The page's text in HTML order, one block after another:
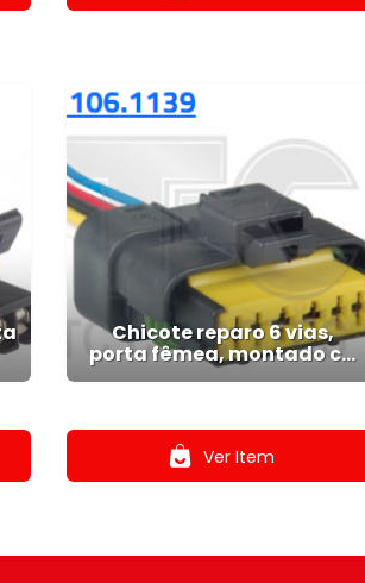
Chicote reparo 6 vias,
porta fêmea, montado c...
Ver Item